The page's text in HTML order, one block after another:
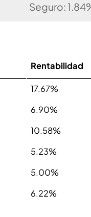
Seguro:
Rentabilidad
17.67%
6.90%
10.58%
5.23%
5.00%
6.22%